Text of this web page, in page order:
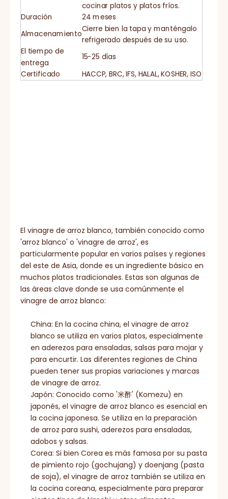
cocinar platos y platos fríos.
Duración
24 meses
Almacenamiento
Cierre bien la tapa y manténgalo
refrigerado después de su uso.
El tiempo de
entrega
15-25 días
Certificado HACCP, BRC, IFS, HALAL, KOSHER, ISO
El vinagre de arroz blanco, también conocido como
'arroz blanco' o 'vinagre de arroz', es
particularmente popular en varios países y regiones
del este de Asia, donde es un ingrediente básico en
muchos platos tradicionales. Estas son algunas de
las áreas clave donde se usa comúnmente el
vinagre de arroz blanco:
China: En la cocina china, el vinagre de arroz
blanco se utiliza en varios platos, especialmente
en aderezos para ensaladas, salsas para mojar y
para encurtir. Las diferentes regiones de China
pueden tener sus propias variaciones y marcas
de vinagre de arroz.
Japón: Conocido como '米酢' (Komezu) en
japonés, el vinagre de arroz blanco es esencial en
la cocina japonesa. Se utiliza en la preparación
de arroz para sushi, aderezos para ensaladas,
adobos y salsas.
Corea: Si bien Corea es más famosa por su pasta
de pimiento rojo (gochujang) y doenjang (pasta
de soja), el vinagre de arroz también se utiliza en
la cocina coreana, especialmente para preparar